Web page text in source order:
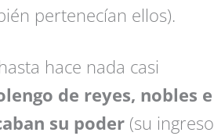
pertenecían ellos).
hace nada casi
de reyes, nobles e
su poder(su ingreso